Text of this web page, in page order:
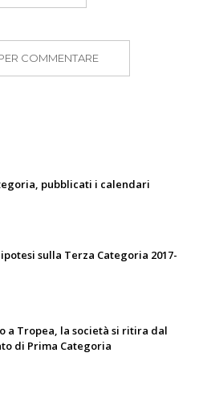
COMMENTARE
pubblicati i calendari
sulla Terza Categoria 2017-
a Tropea, la società si ritira dal
di Prima Categoria